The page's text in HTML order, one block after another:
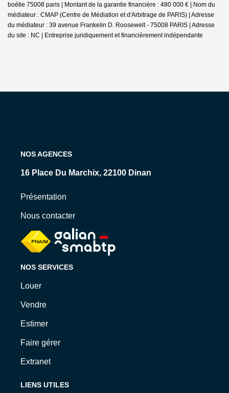
boétie 75008 paris | Montant de la garantie financière : 480 000 € | Nom du
médiateur : CMAP (Centre de Médiation et d'Arbitrage de PARIS) | Adresse
du médiateur : 39 avenue Frankelin D. Roosewelt - 75008 PARIS | Adresse
du site : NC | Entreprise juridiquement et financièrement indépendante
NOS AGENCES
16 Place Du Marchix, 22100 Dinan
15 Rue Levavasseur, 35800 Dinard
Présentation
Nous contacter
NOS SERVICES
Louer
Vendre
Estimer
Faire gérer
Extranet
LIENS UTILES